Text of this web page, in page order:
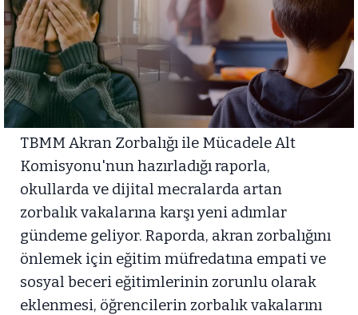
TBMM Akran Zorbalığı ile Mücadele Alt
Komisyonu'nun hazırladığı raporla,
okullarda ve dijital mecralarda artan
zorbalık vakalarına karşı yeni adımlar
gündeme geliyor. Raporda, akran zorbalığını
önlemek için eğitim müfredatına empati ve
sosyal beceri eğitimlerinin zorunlu olarak
eklenmesi, öğrencilerin zorbalık vakalarını